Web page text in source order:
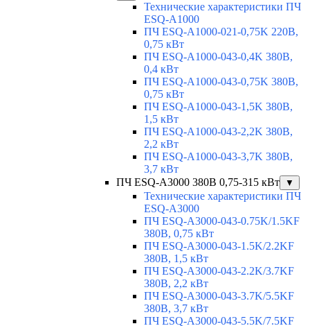
Технические характеристики ПЧ
ESQ-A1000
ПЧ ESQ-A1000-021-0,75K 220В,
0,75 кВт
ПЧ ESQ-A1000-043-0,4K 380В,
0,4 кВт
ПЧ ESQ-A1000-043-0,75K 380В,
0,75 кВт
ПЧ ESQ-A1000-043-1,5K 380В,
1,5 кВт
ПЧ ESQ-A1000-043-2,2K 380В,
2,2 кВт
ПЧ ESQ-A1000-043-3,7K 380В,
3,7 кВт
ПЧ ESQ-A3000 380В 0,75-315 кВт
▼
Технические характеристики ПЧ
ESQ-A3000
ПЧ ESQ-A3000-043-0.75K/1.5KF
380В, 0,75 кВт
ПЧ ESQ-A3000-043-1.5K/2.2KF
380В, 1,5 кВт
ПЧ ESQ-A3000-043-2.2K/3.7KF
380В, 2,2 кВт
ПЧ ESQ-A3000-043-3.7K/5.5KF
380В, 3,7 кВт
ПЧ ESQ-A3000-043-5.5K/7.5KF